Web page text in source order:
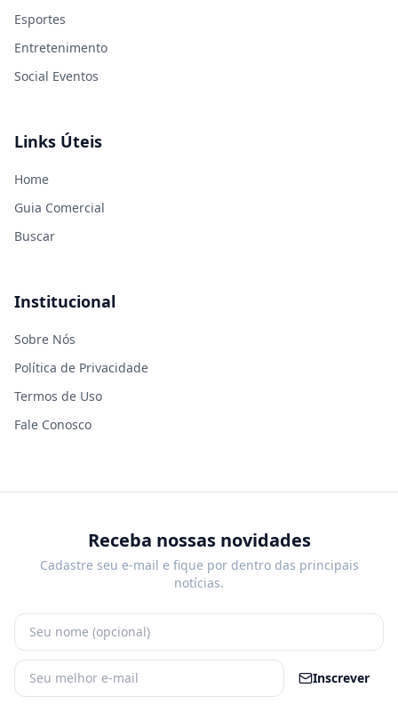
Esportes
Entretenimento
Social Eventos
Links Úteis
Home
Guia Comercial
Buscar
Institucional
Sobre Nós
Política de Privacidade
Termos de Uso
Fale Conosco
Receba nossas novidades
Cadastre seu e-mail e fique por dentro das principais
notícias.
Inscrever